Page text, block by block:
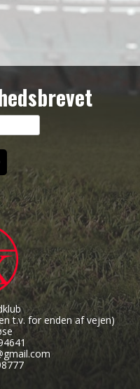
t.v. for enden af vejen)